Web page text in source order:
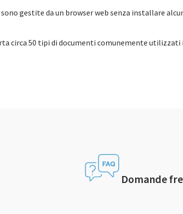
gestite da un browser web senza installare
circa 50 tipi di documenti comunemente
Domande